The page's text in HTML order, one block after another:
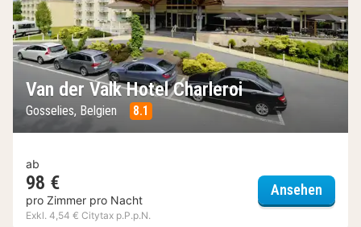
Van der Valk Hotel Charleroi
Gosselies, Belgien 8.1
ab
98 €
pro Zimmer pro Nacht
Exkl. 4,54 € Citytax p.P.p.N.
Ansehen